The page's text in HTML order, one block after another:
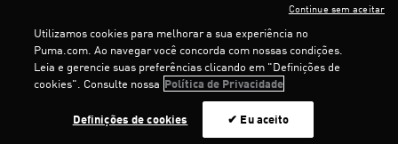
Termos e Condições de UsoPolítica de Privacidade
Configurador de cookies
PUMA, 2025. Todos os direitos reservados
Utilizamos cookies para melhorar a sua experiência no
Puma.com. Ao navegar você concorda com nossas condições.
Leia e gerencie suas preferências clicando em "Definições de
cookies". Consulte nossa Política de Privacidade
Definições de cookies ✔ Eu aceito
Continue sem aceitar